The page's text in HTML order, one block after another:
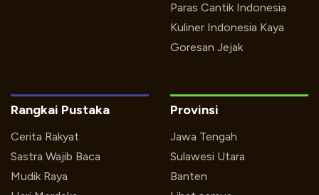
Paras Cantik Indonesia
Kuliner Indonesia Kaya
Goresan Jejak
Rangkai Pustaka
Cerita Rakyat
Sastra Wajib Baca
Mudik Raya
Provinsi
Jawa Tengah
Sulawesi Utara
Banten